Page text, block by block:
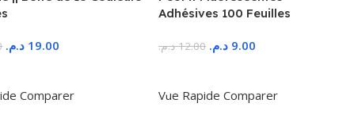
19.00 د.م.
Comparer
Adhésives 100 Feuilles
12.00 د.م. 9.00 د.م.
Vue Rapide Comparer